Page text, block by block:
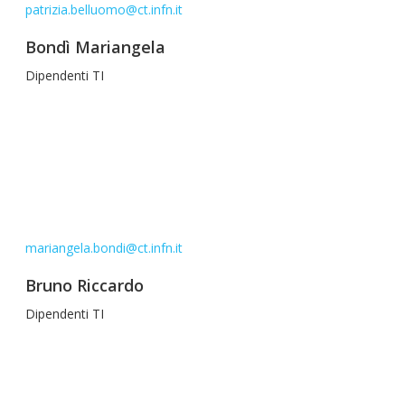
patrizia.belluomo@ct.infn.it
Bondì Mariangela
Dipendenti TI
mariangela.bondi@ct.infn.it
Bruno Riccardo
Dipendenti TI